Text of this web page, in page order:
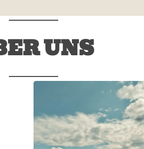
UNS